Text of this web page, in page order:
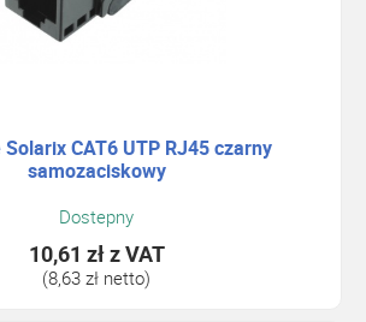
CAT6 UTP RJ45 czarny
samozaciskowy
Dostepny
10,61 złz VAT
(8,63 zł netto)